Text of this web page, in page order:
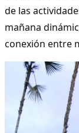
de las
mañana
conexión entre